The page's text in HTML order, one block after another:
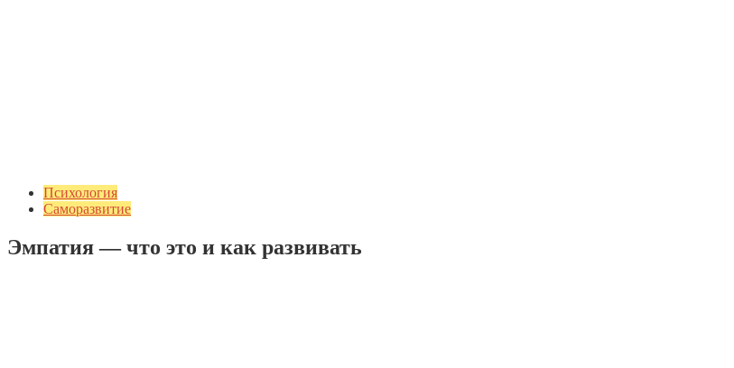
Психология
Саморазвитие
Эмпатия — что это и как развивать